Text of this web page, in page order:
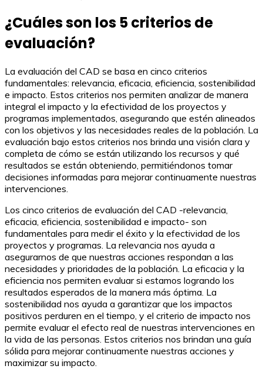
¿Cuáles son los 5 criterios de
evaluación?
La evaluación del CAD se basa en cinco criterios
fundamentales: relevancia, eficacia, eficiencia, sostenibilidad
e impacto. Estos criterios nos permiten analizar de manera
integral el impacto y la efectividad de los proyectos y
programas implementados, asegurando que estén alineados
con los objetivos y las necesidades reales de la población. La
evaluación bajo estos criterios nos brinda una visión clara y
completa de cómo se están utilizando los recursos y qué
resultados se están obteniendo, permitiéndonos tomar
decisiones informadas para mejorar continuamente nuestras
intervenciones.
Los cinco criterios de evaluación del CAD -relevancia,
eficacia, eficiencia, sostenibilidad e impacto- son
fundamentales para medir el éxito y la efectividad de los
proyectos y programas. La relevancia nos ayuda a
asegurarnos de que nuestras acciones respondan a las
necesidades y prioridades de la población. La eficacia y la
eficiencia nos permiten evaluar si estamos logrando los
resultados esperados de la manera más óptima. La
sostenibilidad nos ayuda a garantizar que los impactos
positivos perduren en el tiempo, y el criterio de impacto nos
permite evaluar el efecto real de nuestras intervenciones en
la vida de las personas. Estos criterios nos brindan una guía
sólida para mejorar continuamente nuestras acciones y
maximizar su impacto.